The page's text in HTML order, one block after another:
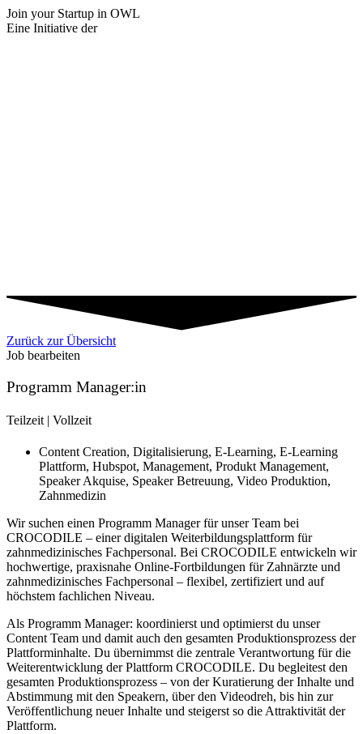
Join your Startup in OWL
Eine Initiative der
Zurück zur Übersicht
Job bearbeiten
Programm Manager:in
Teilzeit | Vollzeit
Content Creation, Digitalisierung, E-Learning, E-Learning
Plattform, Hubspot, Management, Produkt Management,
Speaker Akquise, Speaker Betreuung, Video Produktion,
Zahnmedizin
Wir suchen einen Programm Manager für unser Team bei
CROCODILE – einer digitalen Weiterbildungsplattform für
zahnmedizinisches Fachpersonal. Bei CROCODILE entwickeln wir
hochwertige, praxisnahe Online-Fortbildungen für Zahnärzte und
zahnmedizinisches Fachpersonal – flexibel, zertifiziert und auf
höchstem fachlichen Niveau.
Als Programm Manager: koordinierst und optimierst du unser
Content Team und damit auch den gesamten Produktionsprozess der
Plattforminhalte. Du übernimmst die zentrale Verantwortung für die
Weiterentwicklung der Plattform CROCODILE. Du begleitest den
gesamten Produktionsprozess – von der Kuratierung der Inhalte und
Abstimmung mit den Speakern, über den Videodreh, bis hin zur
Veröffentlichung neuer Inhalte und steigerst so die Attraktivität der
Plattform.